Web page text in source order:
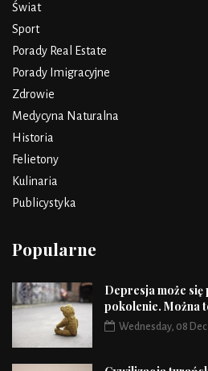
Świat
Sport
Porady Real Estate
Porady Imigracyjne
Zdrowie
Medycyna Naturalna
Historia
Felietony
Kulinaria
Publicystyka
Popularne
Depresja może
pokolenie. Można
Wednesday, 08